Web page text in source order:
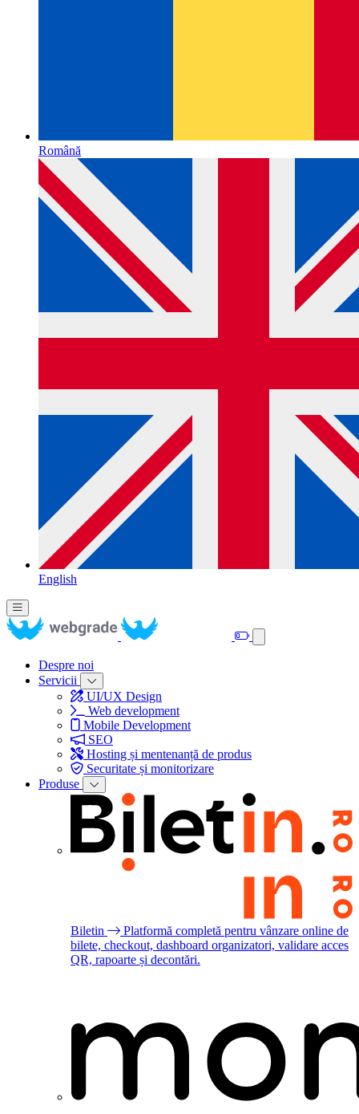
Română
English
Despre noi
Servicii
UI/UX Design
Web development
Mobile Development
SEO
Hosting și mentenanță de produs
Securitate și monitorizare
Produse
Biletin
Platformă completă pentru vânzare online de
bilete, checkout, dashboard organizatori, validare acces
QR, rapoarte și decontări.